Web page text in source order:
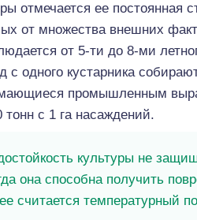
отмечается ее постоянная
от множества внешних
от 5-ти до 8-ми
с одного кустарника
промышленным
с 1 га насаждений.
культуры не
она способна получить
считается температурный